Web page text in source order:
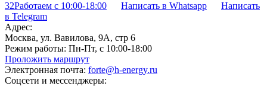
32Работаем с 10:00-18:00 Написать в Whatsapp
Написать
в Telegram
Адрес:
Москва, ул. Вавилова, 9А, стр 6
Режим работы: Пн-Пт, с 10:00-18:00
Проложить маршрут
Электронная почта: forte@h-energy.ru
Соцсети и мессенджеры: